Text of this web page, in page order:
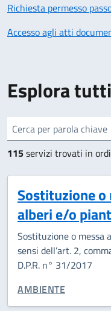
Esplora
cerca
115servizi trovati in
Sostituzione o
alberi e/o
Sostituzione o messa
sensi dell’art. 2,
D.P.R. n° 31/2017
CATEGORIA
AMBIENTE
Richiesta permesso
Accesso agli atti